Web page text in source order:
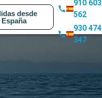
desde
España
910 603
562
930 474
347